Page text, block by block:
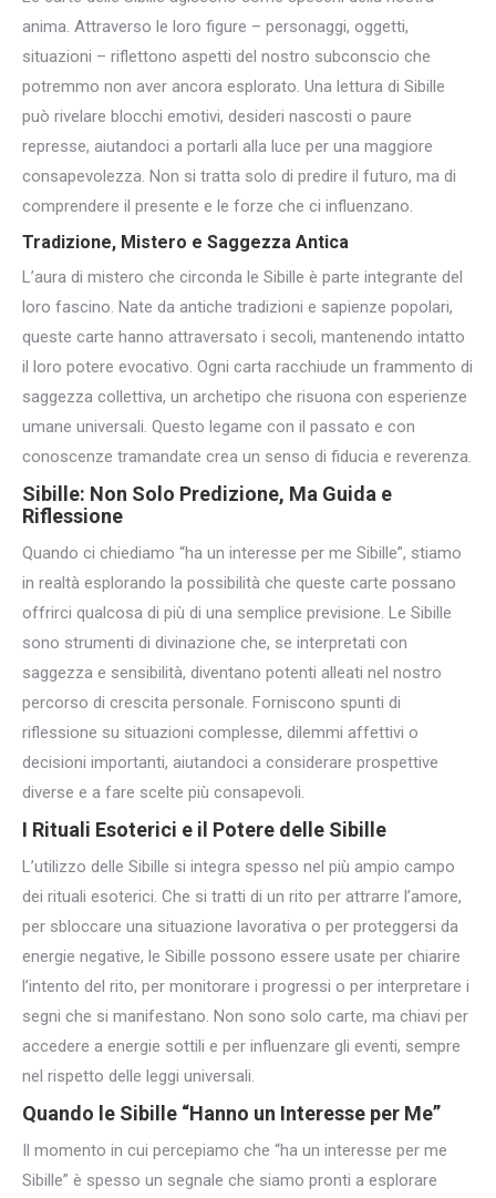
anima. Attraverso le loro figure – personaggi, oggetti,
situazioni – riflettono aspetti del nostro subconscio che
potremmo non aver ancora esplorato. Una lettura di Sibille
può rivelare blocchi emotivi, desideri nascosti o paure
represse, aiutandoci a portarli alla luce per una maggiore
consapevolezza. Non si tratta solo di predire il futuro, ma di
comprendere il presente e le forze che ci influenzano.
Tradizione, Mistero e Saggezza Antica
L’aura di mistero che circonda le Sibille è parte integrante del
loro fascino. Nate da antiche tradizioni e sapienze popolari,
queste carte hanno attraversato i secoli, mantenendo intatto
il loro potere evocativo. Ogni carta racchiude un frammento di
saggezza collettiva, un archetipo che risuona con esperienze
umane universali. Questo legame con il passato e con
conoscenze tramandate crea un senso di fiducia e reverenza.
Sibille: Non Solo Predizione, Ma Guida e
Riflessione
Quando ci chiediamo “ha un interesse per me Sibille”, stiamo
in realtà esplorando la possibilità che queste carte possano
offrirci qualcosa di più di una semplice previsione. Le Sibille
sono strumenti di divinazione che, se interpretati con
saggezza e sensibilità, diventano potenti alleati nel nostro
percorso di crescita personale. Forniscono spunti di
riflessione su situazioni complesse, dilemmi affettivi o
decisioni importanti, aiutandoci a considerare prospettive
diverse e a fare scelte più consapevoli.
I Rituali Esoterici e il Potere delle Sibille
L’utilizzo delle Sibille si integra spesso nel più ampio campo
dei rituali esoterici. Che si tratti di un rito per attrarre l’amore,
per sbloccare una situazione lavorativa o per proteggersi da
energie negative, le Sibille possono essere usate per chiarire
l’intento del rito, per monitorare i progressi o per interpretare i
segni che si manifestano. Non sono solo carte, ma chiavi per
accedere a energie sottili e per influenzare gli eventi, sempre
nel rispetto delle leggi universali.
Quando le Sibille “Hanno un Interesse per Me”
Il momento in cui percepiamo che “ha un interesse per me
Sibille” è spesso un segnale che siamo pronti a esplorare